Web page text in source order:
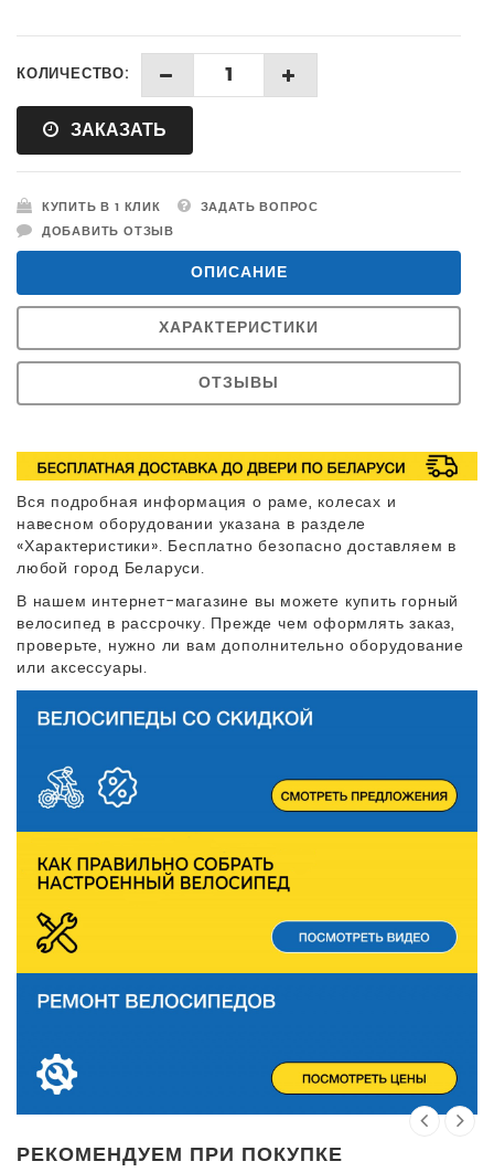
КОЛИЧЕСТВО:
ЗАКАЗАТЬ
КУПИТЬ В 1 КЛИК
ЗАДАТЬ ВОПРОС
ДОБАВИТЬ ОТЗЫВ
ОПИСАНИЕ
ХАРАКТЕРИСТИКИ
ОТЗЫВЫ
Вся подробная информация о раме, колесах и
навесном оборудовании указана в разделе
«Характеристики». Бесплатно безопасно доставляем в
любой город Беларуси.
В нашем интернет-магазине вы можете купить горный
велосипед в рассрочку. Прежде чем оформлять заказ,
проверьте, нужно ли вам дополнительно оборудование
или аксессуары.
РЕКОМЕНДУЕМ ПРИ ПОКУПКЕ